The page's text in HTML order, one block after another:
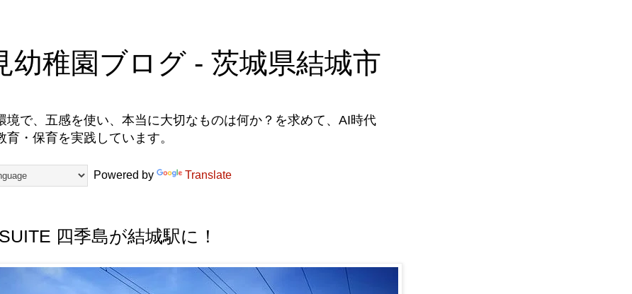
幼稚園ブログ - 茨城県結城市
境で、五感を使い、本当に大切なものは何か？を求めて、AI時代
育・保育を実践しています。
Powered by Translate
四季島が結城駅に！